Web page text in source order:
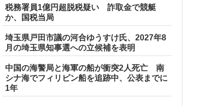
税務署員1億円超脱税疑い 詐取金で競艇
か、国税当局
埼玉県戸田市議の河合ゆうすけ氏、2027年8
月の埼玉県知事選への立候補を表明
中国の海警局と海軍の船が衝突2人死亡 南
シナ海でフィリピン船を追跡中、公表までに
1年